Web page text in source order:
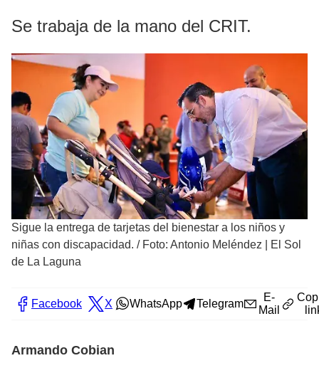
Se trabaja de la mano del CRIT.
Sigue la entrega de tarjetas del bienestar a los niños y
niñas con discapacidad. / Foto: Antonio Meléndez | El Sol
de La Laguna
Facebook X WhatsApp Telegram
E-
Mail
Armando Cobian